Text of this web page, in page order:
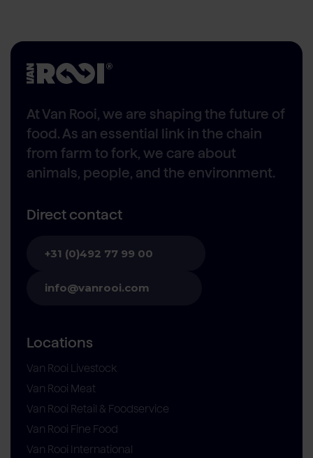
At Van Rooi, we are shaping the future of
food. As an essential link in the chain
from farm to fork, we care about
animals, people, and the environment.
Direct contact
+31 (0)492 77 99 00
info@vanrooi.com
Locations
Van Rooi Livestock
Van Rooi Meat
Van Rooi Retail & Foodservice
Van Rooi Fine Food
Van Rooi International